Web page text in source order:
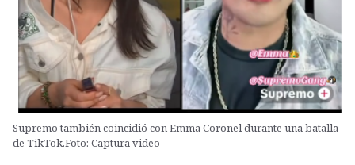
Supremo también coincidió con Emma Coronel durante una batalla
de TikTok.Foto: Captura video